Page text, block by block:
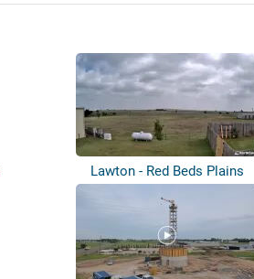
Lawton - Red Beds Plains